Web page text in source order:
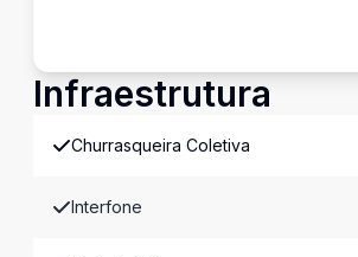
Infraestrutura
Churrasqueira Coletiva
Interfone